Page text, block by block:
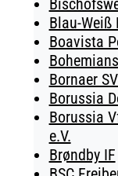
Blau-Weiß
Boavista
Bornaer
Borussia
Borussia
e.V.
Brøndby IF